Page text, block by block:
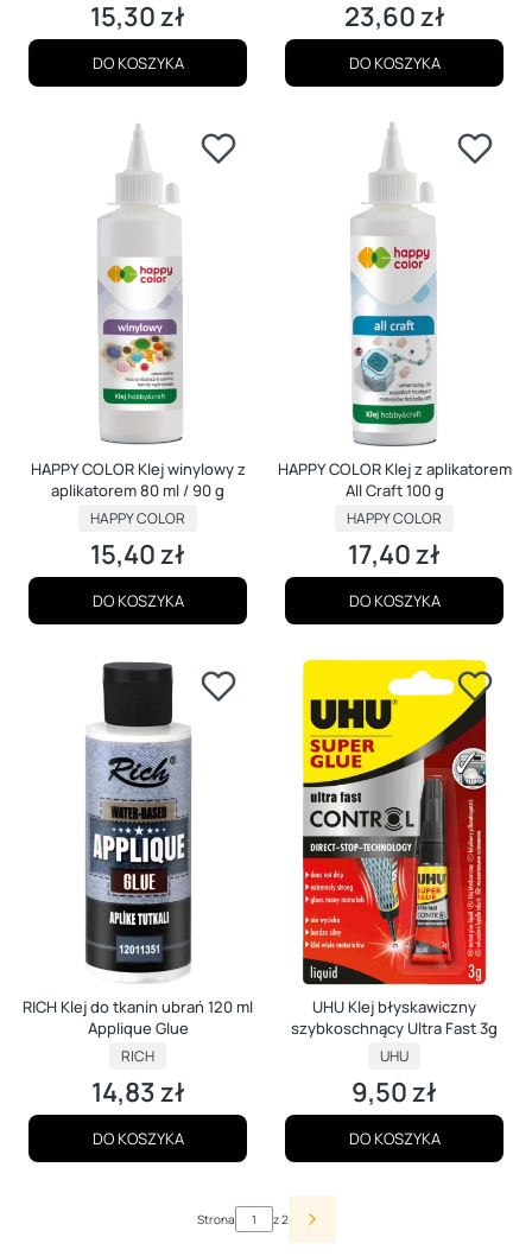
Cena
15,30 zł
DO KOSZYKA
Cena
23,60 zł
DO KOSZYKA
HAPPY COLOR Klej winylowy z
aplikatorem 80 ml / 90 g
PRODUCENT
HAPPY COLOR
Cena
15,40 zł
DO KOSZYKA
HAPPY COLOR Klej z aplikatorem
All Craft 100 g
PRODUCENT
HAPPY COLOR
Cena
17,40 zł
DO KOSZYKA
RICH Klej do tkanin ubrań 120 ml
Applique Glue
PRODUCENT
RICH
Cena
14,83 zł
DO KOSZYKA
UHU Klej błyskawiczny
szybkoschnący Ultra Fast 3g
PRODUCENT
UHU
Cena
9,50 zł
DO KOSZYKA
Strona z 2